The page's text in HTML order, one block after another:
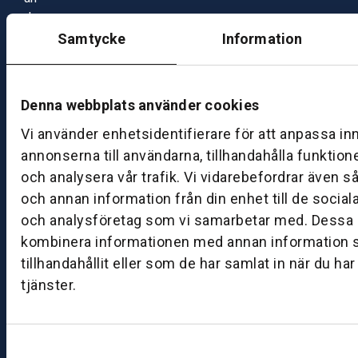
Samtycke Information
Denna webbplats använder cookies
Vi använder enhetsidentifierare för att anpassa
annonserna till användarna, tillhandahålla
och analysera vår trafik. Vi vidarebefordrar även
och annan information från din enhet till de
och analysföretag som vi samarbetar med. Dessa
kombinera informationen med annan information
tillhandahållit eller som de har samlat in när du
tjänster.
d
e
d
a
g:
0
0
–
1
0